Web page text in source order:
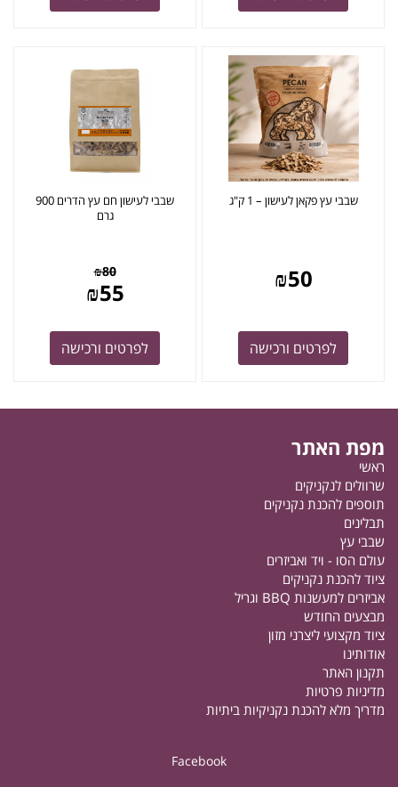
שבבי עץ פקאן לעישון – 1 ק"ג
₪50
לפרטים ורכישה
שבבי לעישון חם עץ הדרים 900
גרם
₪80
₪55
לפרטים ורכישה
מפת האתר
ראשי
שרוולים לנקניקים
תוספים להכנת נקניקים
תבלינים
שבבי עץ
עולם הסו - ויד ואביזרים
ציוד להכנת נקניקים
אביזרים למעשנות BBQ וגריל
מבצעים החודש
ציוד מקצועי ליצרני מזון
אודותינו
תקנון האתר
מדיניות פרטיות
מדריך מלא להכנת נקניקיות ביתיות
Facebook